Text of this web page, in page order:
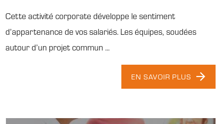
Cette activité corporate développe le sentiment
d’appartenance de vos salariés. Les équipes, soudées
autour d’un projet commun ...
EN SAVOIR PLUS